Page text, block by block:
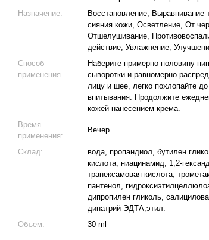
Назначение:
Восстановление, Выравнивание
сияния кожи, Осветление, От
Отшелушивание,
действие, Увлажнение,
Способ
применения
Наберите примерно половину
сыворотки и равномерно
лицу и шее, легко похлопайте до
впитывания. Продолжите
кожей нанесением крема.
Время
применения:
Вечер
Склад:
вода, пропандиол, бутилен
кислота, ниацинамид, 1,2-
транексамовая кислота,
пантенол,
дипропилен гликоль,
динатрий ЭДТА,этил.
Объем:
30 ml